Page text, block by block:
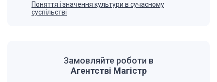
Поняття і значення культури в сучасному
суспільстві
Замовляйте роботи в
Агентстві Магістр